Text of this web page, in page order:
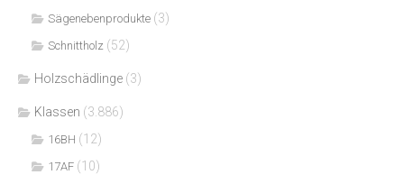
Sägenebenprodukte (3)
Schnittholz (52)
Holzschädlinge (3)
Klassen (3.886)
16BH (12)
17AF (10)